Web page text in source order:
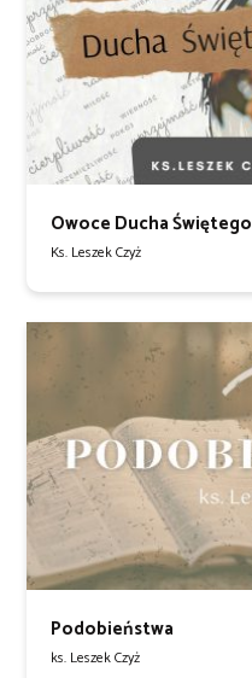
Owoce Ducha Świętego
Ks. Leszek Czyż
Podobieństwa
ks. Leszek Czyż